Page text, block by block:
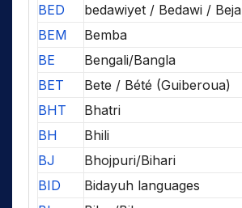
BED
bedawiyet / Bedawi / Beja
BEM
Bemba
BE
Bengali/Bangla
BET
Bete / Bété (Guiberoua)
BHT
Bhatri
BH
Bhili
BJ
Bhojpuri/Bihari
BID
Bidayuh languages